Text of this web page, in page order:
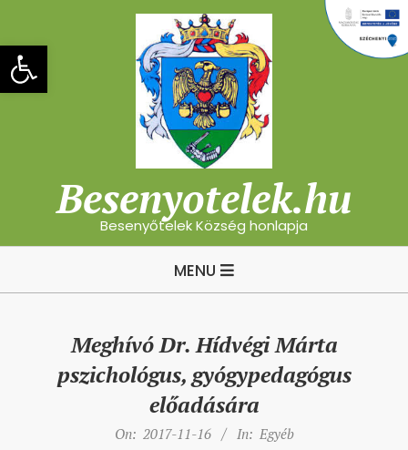
Eszköztár megnyitása
content
Besenyotelek.hu
Besenyőtelek Község honlapja
MENU
Meghívó Dr. Hídvégi Márta
pszichológus, gyógypedagógus
előadására
On: 2017-11-16 In: Egyéb